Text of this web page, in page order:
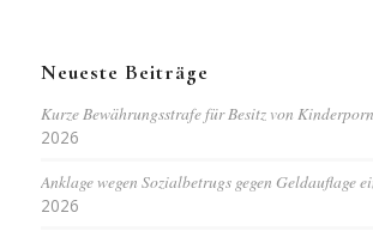
Neueste Beiträge
Kurze Bewährungsstrafe für Besitz von
2026
Anklage wegen Sozialbetrugs gegen Geldauflage
2026